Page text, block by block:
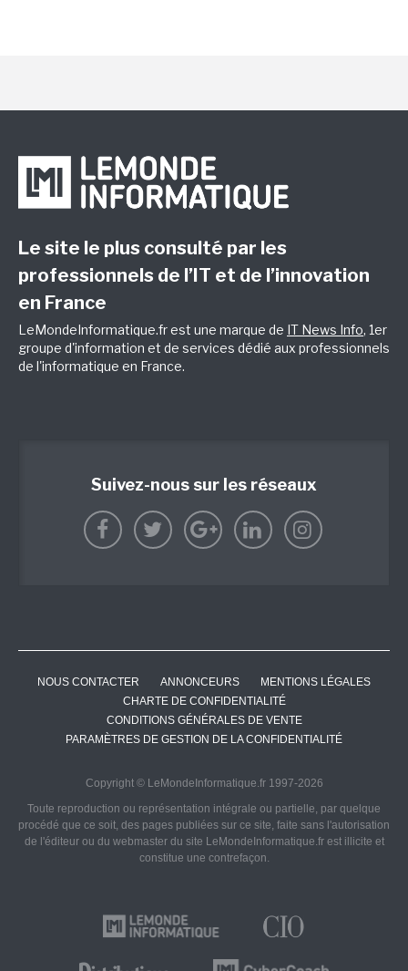
Le site le plus consulté par les
professionnels de l’IT et de l’innovation
en France
LeMondeInformatique.fr est une marque de IT News Info, 1er
groupe d'information et de services dédié aux professionnels
de l'informatique en France.
Suivez-nous sur les réseaux
NOUS CONTACTER ANNONCEURS
MENTIONS LÉGALES
CHARTE DE CONFIDENTIALITÉ
CONDITIONS GÉNÉRALES DE VENTE
PARAMÈTRES DE GESTION DE LA CONFIDENTIALITÉ
Copyright © LeMondeInformatique.fr 1997-2026
Toute reproduction ou représentation intégrale ou partielle, par quelque
procédé que ce soit, des pages publiées sur ce site, faite sans l'autorisation
de l'éditeur ou du webmaster du site LeMondeInformatique.fr est illicite et
constitue une contrefaçon.